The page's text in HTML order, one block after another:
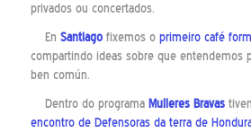
privados ou concertados.
En Santiagofixemos o primeiro café
compartindo ideas sobre que entendemos
ben común.
Dentro do programa Mulleres Bravas
encontro de Defensoras da terra de